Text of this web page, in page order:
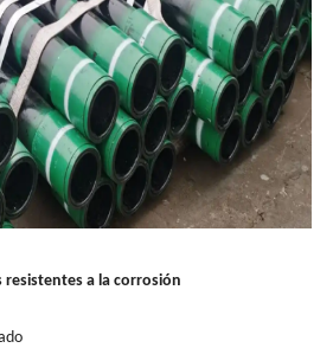
resistentes a la corrosión